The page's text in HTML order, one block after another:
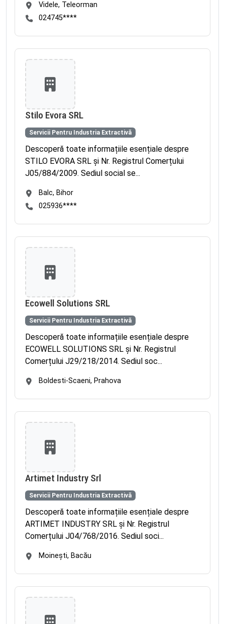
Videle, Teleorman
024745****
Stilo Evora SRL
Servicii Pentru Industria Extractivă
Descoperă toate informațiile esențiale despre
STILO EVORA SRL și Nr. Registrul Comerțului
J05/884/2009. Sediul social se...
Balc, Bihor
025936****
Ecowell Solutions SRL
Servicii Pentru Industria Extractivă
Descoperă toate informațiile esențiale despre
ECOWELL SOLUTIONS SRL și Nr. Registrul
Comerțului J29/218/2014. Sediul soc...
Boldesti-Scaeni, Prahova
Artimet Industry Srl
Servicii Pentru Industria Extractivă
Descoperă toate informațiile esențiale despre
ARTIMET INDUSTRY SRL și Nr. Registrul
Comerțului J04/768/2016. Sediul soci...
Moineşti, Bacău